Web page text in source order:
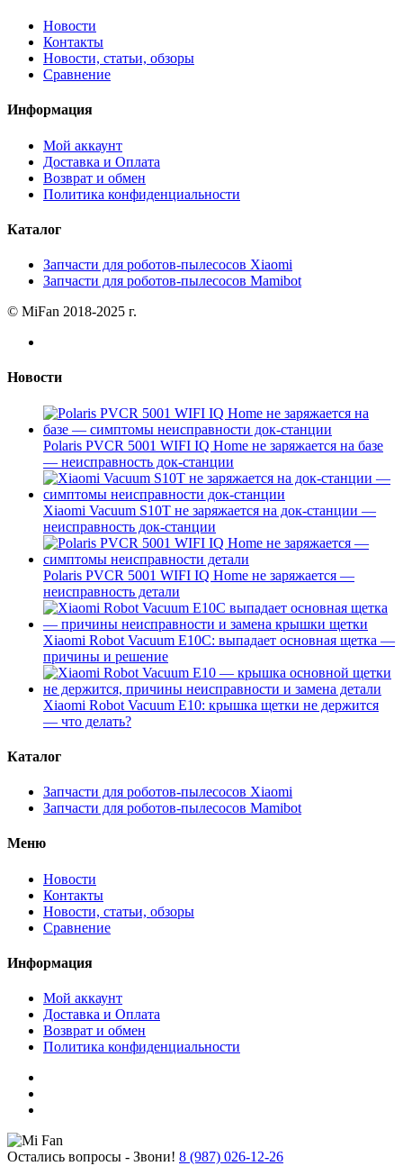
Новости
Контакты
Новости, статьи, обзоры
Сравнение
Информация
Мой аккаунт
Доставка и Оплата
Возврат и обмен
Политика конфиденциальности
Каталог
Запчасти для роботов-пылесосов Xiaomi
Запчасти для роботов-пылесосов Mamibot
© MiFan 2018-2025 г.
Новости
Polaris PVCR 5001 WIFI IQ Home не заряжается на базе
— неисправность док-станции
Xiaomi Vacuum S10T не заряжается на док-станции —
неисправность док-станции
Polaris PVCR 5001 WIFI IQ Home не заряжается —
неисправность детали
Xiaomi Robot Vacuum E10C: выпадает основная щетка —
причины и решение
Xiaomi Robot Vacuum E10: крышка щетки не держится
— что делать?
Каталог
Запчасти для роботов-пылесосов Xiaomi
Запчасти для роботов-пылесосов Mamibot
Меню
Новости
Контакты
Новости, статьи, обзоры
Сравнение
Информация
Мой аккаунт
Доставка и Оплата
Возврат и обмен
Политика конфиденциальности
Остались вопросы - Звони! 8 (987) 026-12-26